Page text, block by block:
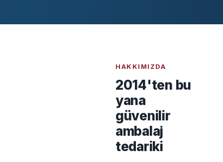
HAKKIMIZDA
2014'ten bu
yana
güvenilir
ambalaj
tedariki